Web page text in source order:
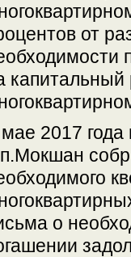
от
2017
о